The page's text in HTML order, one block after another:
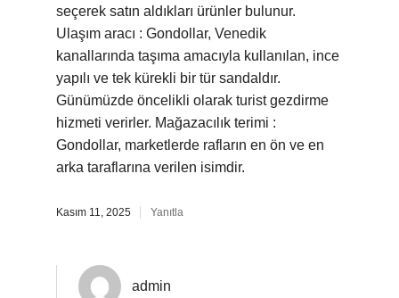
seçerek satın aldıkları ürünler bulunur.
Ulaşım aracı : Gondollar, Venedik
kanallarında taşıma amacıyla kullanılan, ince
yapılı ve tek kürekli bir tür sandaldır.
Günümüzde öncelikli olarak turist gezdirme
hizmeti verirler. Mağazacılık terimi :
Gondollar, marketlerde rafların en ön ve en
arka taraflarına verilen isimdir.
Kasım 11, 2025 Yanıtla
admin